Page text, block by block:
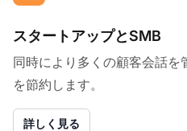
スタートアップとSMB
同時により多くの顧客会話
を節約します。
詳しく見る